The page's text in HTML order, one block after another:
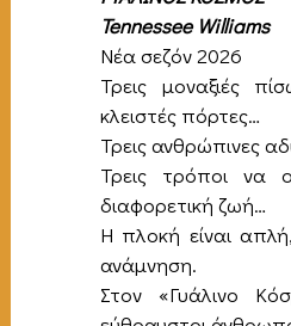
Tennessee Williams
Νέα σεζόν 2026
Τρεις μοναξιές
κλειστές πόρτες…
Τρεις ανθρώπινες
Τρεις τρόποι να
διαφορετική ζωή…
Η πλοκή είναι
ανάμνηση.
Στον «Γυάλινο